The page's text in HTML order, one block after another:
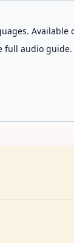
Available
full audio guide.